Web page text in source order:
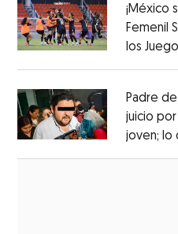
¡México
Femenil
los
Padre
juicio
joven; lo